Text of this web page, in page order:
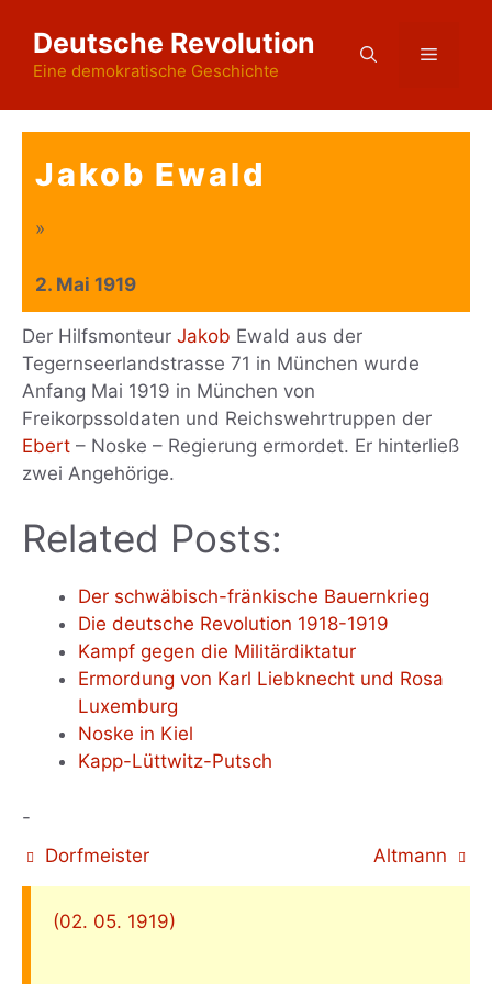
Inhalt
springen
Deutsche Revolution
Eine demokratische Geschichte
Menü
Jakob Ewald
»
2. Mai 1919
Der Hilfsmonteur Jakob Ewald aus der
Tegernseerlandstrasse 71 in München wurde
Anfang Mai 1919 in München von
Freikorpssoldaten und Reichswehrtruppen der
Ebert – Noske – Regierung ermordet. Er hinterließ
zwei Angehörige.
Related Posts:
Der schwäbisch-fränkische Bauernkrieg
Die deutsche Revolution 1918-1919
Kampf gegen die Militärdiktatur
Ermordung von Karl Liebknecht und Rosa
Luxemburg
Noske in Kiel
Kapp-Lüttwitz-Putsch
-
Dorfmeister
Altmann
(02. 05. 1919)